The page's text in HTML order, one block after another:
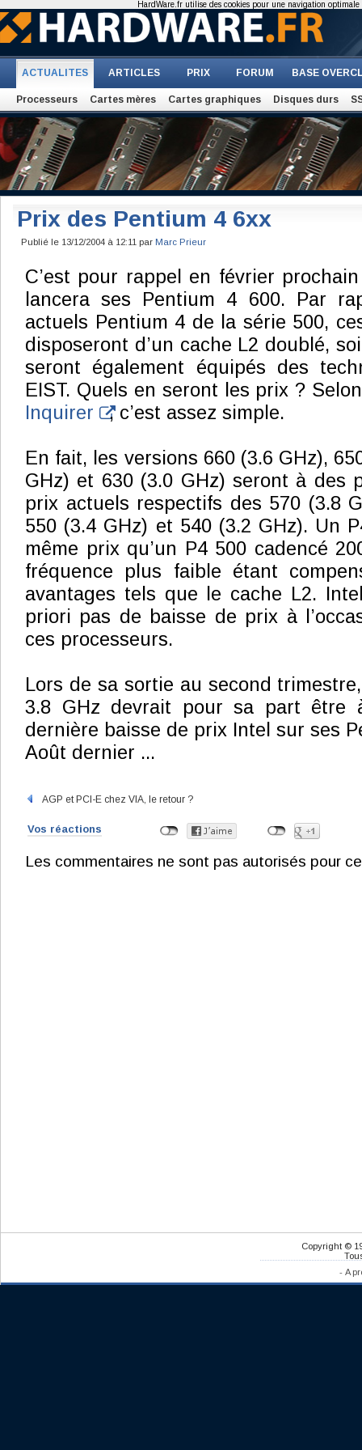
ACTUALITES ARTICLES PRIX FORUM BASE
Processeurs Cartes mères Cartes graphiques Disques durs
Prix des Pentium 4 6xx
Publié le 13/12/2004 à 12:11 par Marc Prieur
C’est pour rappel en février
lancera ses Pentium 4 600. Par
actuels Pentium 4 de la série 500,
disposeront d’un cache L2 doublé,
seront également équipés des
EIST. Quels en seront les prix ?
Inquirer
, c’est assez simple.
En fait, les versions 660 (3.6 GHz),
GHz) et 630 (3.0 GHz) seront à des
prix actuels respectifs des 570 (3.8
550 (3.4 GHz) et 540 (3.2 GHz). Un
même prix qu’un P4 500 cadencé
fréquence plus faible étant
avantages tels que le cache L2.
priori pas de baisse de prix à
ces processeurs.
Lors de sa sortie au second
3.8 GHz devrait pour sa part être
dernière baisse de prix Intel sur ses
Août dernier ...
AGP et PCI-E chez VIA, le retour ?
Vos réactions
Les commentaires ne sont pas autorisés pour
Copyright ©
- A
HardWare.fr utilise des cookies pour une navigation